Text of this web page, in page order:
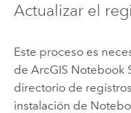
Actualizar el
Este proceso es
de ArcGIS Notebook
directorio de
instalación de